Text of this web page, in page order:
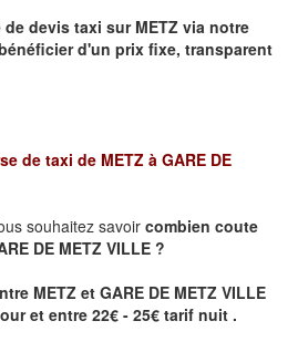
de devis taxi sur METZ via notre
d'un prix fixe, transparent
de taxi de METZ à GARE DE
souhaitez savoir combien coute
DE METZ VILLE ?
METZ et GARE DE METZ VILLE
et entre 22€ - 25€ tarif nuit .